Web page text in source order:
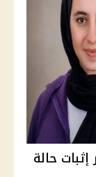
إثبات حالة